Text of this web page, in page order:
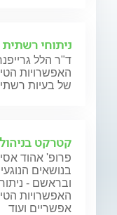
ניתוחי רשתית
ד"ר הלל
האפשרויות
של בעיות
קטרקט
פרופ' אהוד
בנושאים
ובראשם -
האפשרויות
אפשריים ועוד